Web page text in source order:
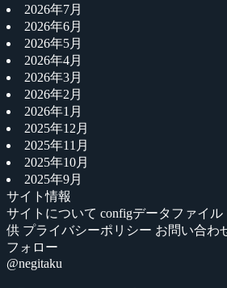
2026年7月
2026年6月
2026年5月
2026年4月
2026年3月
2026年2月
2026年1月
2025年12月
2025年11月
2025年10月
2025年9月
サイト情報
サイトについて configデータファイル
供 プライバシーポリシー お問い合わ
フォロー
@negitaku